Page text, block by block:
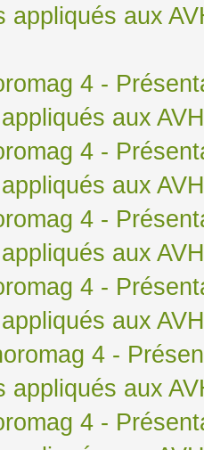
appliqués aux
4 -
aux AVH
4 -
aux AVH
4 -
aux AVH
4 -
aux AVH
4 -
appliqués aux
4 -